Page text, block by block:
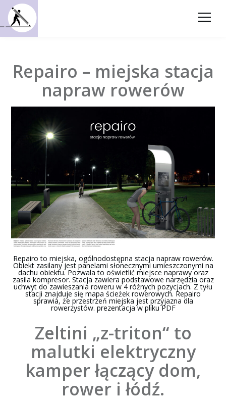
Repairo – miejska stacja
napraw rowerów
Repairo to miejska, ogólnodostępna stacja napraw rowerów.
Obiekt zasilany jest panelami słonecznymi umieszczonymi na
dachu obiektu. Pozwala to oświetlić miejsce naprawy oraz
zasila kompresor. Stacja zawiera podstawowe narzędzia oraz
uchwyt do zawieszania roweru w 4 różnych pozycjach. Z tyłu
stacji znajduje się mapa ścieżek rowerowych. Repairo
sprawia, że przestrzeń miejska jest przyjazna dla
rowerzystów. prezentacja w pliku PDF
Zeltini „z-triton“ to
malutki elektryczny
kamper łączący dom,
rower i łódź.